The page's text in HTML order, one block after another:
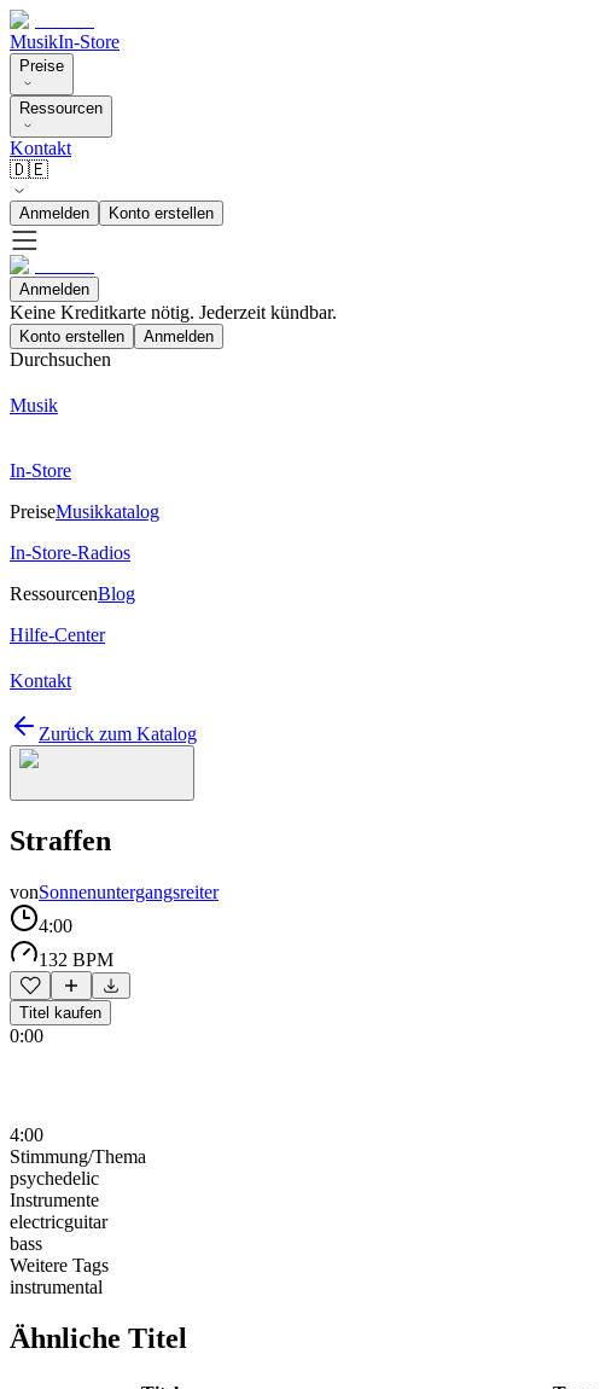
MusikIn-Store
Preise
Ressourcen
Kontakt
🇩🇪
Anmelden Konto erstellen
Anmelden
Keine Kreditkarte nötig. Jederzeit kündbar.
Konto erstellen Anmelden
Durchsuchen
Musik
In-Store
PreiseMusikkatalog
In-Store-Radios
RessourcenBlog
Hilfe-Center
Kontakt
Zurück zum Katalog
Straffen
vonSonnenuntergangsreiter
4:00
132 BPM
Titel kaufen
0:00
4:00
Stimmung/Thema
psychedelic
Instrumente
electricguitar
bass
Weitere Tags
instrumental
Ähnliche Titel